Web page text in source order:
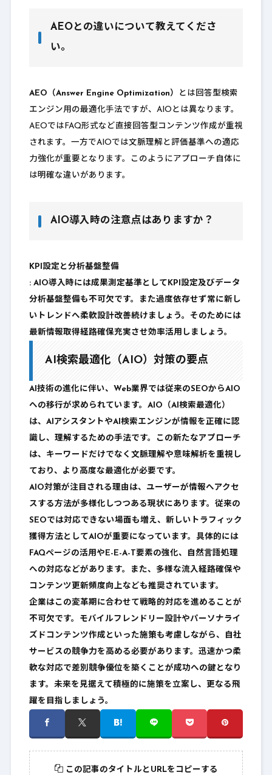
AEOとの違いについて教えてくださ
い。
AEO（Answer Engine Optimization） とは回答型検索
エンジン用の最適化手法ですが、AIOとは異なります。
AEOではFAQ形式など直接回答型コンテンツ作成が重視
されます。一方でAIOでは文脈理解と評価基準への適応
力強化が重要となります。このようにアプローチ自体に
は明確な違いがあります。
AIO導入時の注意点はありますか？
KPI設定と分析基盤整備
: AIO導入時には成果測定基準としてKPI設定及びデータ
分析基盤整備も不可欠です。また過度依存せず常に新し
いトレンドへ柔軟設計改善続けましょう。そのためには
最新情報取得経路確保充実させ効率活用しましょう。
AI検索最適化（AIO）対策の要点
AI技術の進化に伴い、Web業界では従来のSEOからAIO
への移行が求められています。AIO（AI検索最適化）
は、AIアシスタントやAI検索エンジンが情報を正確に認
識し、理解するための手法です。この新たなアプローチ
は、キーワードだけでなく文脈理解や意味解析を重視し
ており、より高度な最適化が必要です。
AIO対策が注目される理由は、ユーザーが情報へアクセ
スする方法が多様化しつつある現状にあります。従来の
SEOでは対応できない場面も増え、新しいトラフィック
獲得方法としてAIOが重要になっています。具体的には
FAQページの活用やE-E-A-T要素の強化、自然言語処理
への対応などがあります。また、多様な流入経路確保や
コンテンツ更新頻度向上なども推奨されています。
企業はこの変革期に合わせて戦略的対応を進めることが
不可欠です。モバイルフレンドリー設計やパーソナライ
ズドコンテンツ作成といった施策も考慮しながら、自社
サービスの競争力を高める必要があります。迅速かつ柔
軟な対応で差別競争優位を築くことが成功への鍵となり
ます。未来を見据えて積極的に施策を立案し、更なる飛
躍を目指しましょう。
この記事のタイトルとURLをコピーする